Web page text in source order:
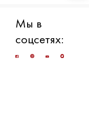
Мы в
соцсетях: